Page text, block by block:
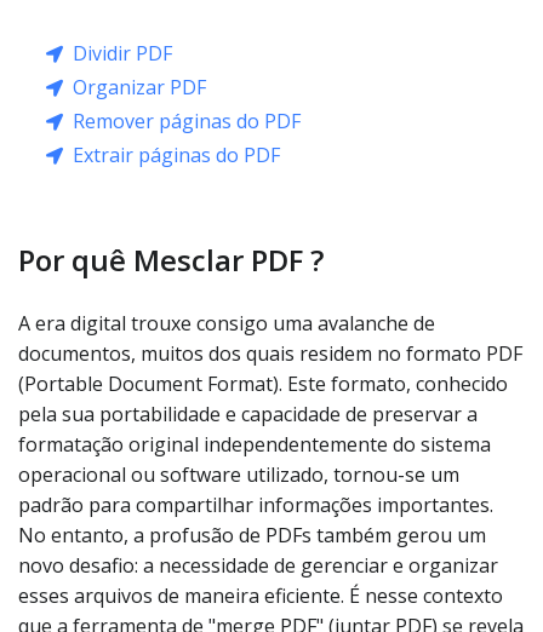
Dividir PDF
Organizar PDF
Remover páginas do PDF
Extrair páginas do PDF
Por quê Mesclar PDF ?
A era digital trouxe consigo uma avalanche de
documentos, muitos dos quais residem no formato PDF
(Portable Document Format). Este formato, conhecido
pela sua portabilidade e capacidade de preservar a
formatação original independentemente do sistema
operacional ou software utilizado, tornou-se um
padrão para compartilhar informações importantes.
No entanto, a profusão de PDFs também gerou um
novo desafio: a necessidade de gerenciar e organizar
esses arquivos de maneira eficiente. É nesse contexto
que a ferramenta de "merge PDF" (juntar PDF) se revela